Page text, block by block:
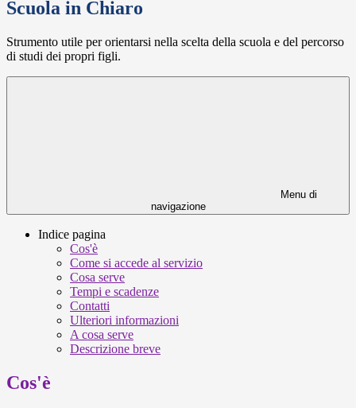
Scuola in Chiaro
Strumento utile per orientarsi nella scelta della scuola e del percorso
di studi dei propri figli.
Menu di
navigazione
Indice pagina
Cos'è
Come si accede al servizio
Cosa serve
Tempi e scadenze
Contatti
Ulteriori informazioni
A cosa serve
Descrizione breve
Cos'è